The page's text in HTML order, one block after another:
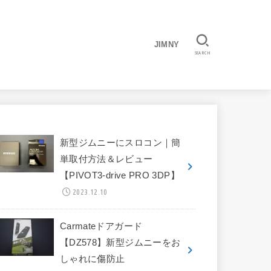
JIMNY
SEARCH
新型ジムニーにスロコン｜簡
単取付方法＆レビュー
【PIVOT3-drive PRO 3DP】
2023.12.10
Carmateドアガード
【DZ578】新型ジムニーをお
しゃれに傷防止